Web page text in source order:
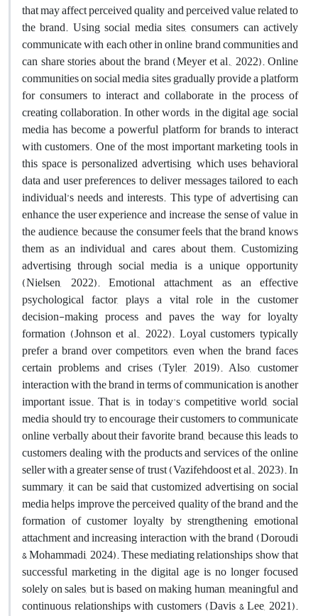
that may affect perceived quality and perceived value related to
the brand. Using social media sites, consumers can actively
communicate with each other in online brand communities and
can share stories about the brand (Meyer et al., 2022). Online
communities on social media sites gradually provide a platform
for consumers to interact and collaborate in the process of
creating collaboration. In other words, in the digital age, social
media has become a powerful platform for brands to interact
with customers. One of the most important marketing tools in
this space is personalized advertising, which uses behavioral
data and user preferences to deliver messages tailored to each
individual’s needs and interests. This type of advertising can
enhance the user experience and increase the sense of value in
the audience, because the consumer feels that the brand knows
them as an individual and cares about them. Customizing
advertising through social media is a unique opportunity
(Nielsen, 2022). Emotional attachment, as an effective
psychological factor, plays a vital role in the customer
decision-making process and paves the way for loyalty
formation (Johnson et al., 2022). Loyal customers typically
prefer a brand over competitors, even when the brand faces
certain problems and crises (Tyler, 2019). Also, customer
interaction with the brand in terms of communication is another
important issue. That is, in today's competitive world, social
media should try to encourage their customers to communicate
online verbally about their favorite brand, because this leads to
customers dealing with the products and services of the online
seller with a greater sense of trust (Vazifehdoost et al., 2023). In
summary, it can be said that customized advertising on social
media helps improve the perceived quality of the brand and the
formation of customer loyalty by strengthening emotional
attachment and increasing interaction with the brand (Doroudi
& Mohammadi, 2024). These mediating relationships show that
successful marketing in the digital age is no longer focused
solely on sales, but is based on making human, meaningful and
continuous relationships with customers (Davis & Lee, 2021).